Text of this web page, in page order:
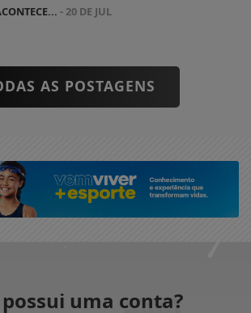
- 20 DE JUL
AS POSTAGENS
uma conta?